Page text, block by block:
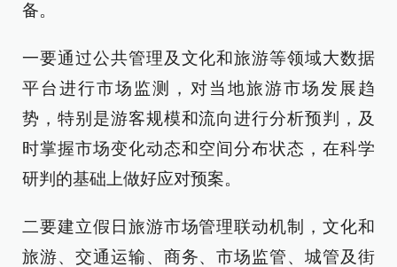
备。
一要通过公共管理及文化和旅游等领域大数据
平台进行市场监测，对当地旅游市场发展趋
势，特别是游客规模和流向进行分析预判，及
时掌握市场变化动态和空间分布状态，在科学
研判的基础上做好应对预案。
二要建立假日旅游市场管理联动机制，文化和
旅游、交通运输、商务、市场监管、城管及街